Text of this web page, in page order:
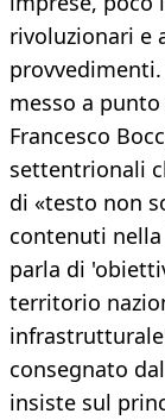
rivoluzionari e
messo a
Francesco
settentrionali
di «testo non
contenuti
parla di
territorio
consegnato
insiste sul